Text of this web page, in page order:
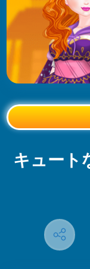
キュートなウィッチ・プリンセ